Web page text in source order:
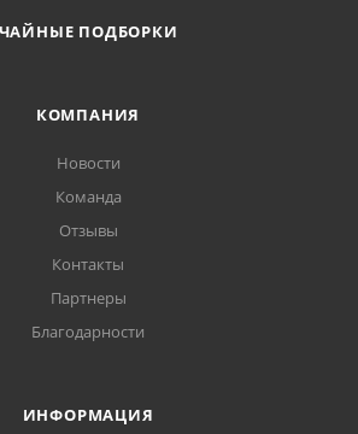
ЧАЙНЫЕ ПОДБОРКИ
КОМПАНИЯ
Новости
Команда
Отзывы
Контакты
Партнеры
Благодарности
ИНФОРМАЦИЯ